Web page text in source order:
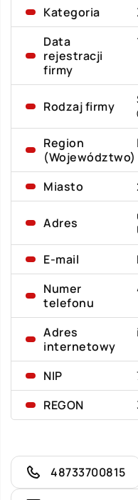
Kategoria
Data
rejestracji
firmy
Rodzaj firmy
Region
(Województwo)
Miasto
Adres
E-mail
Numer
telefonu
Adres
internetowy
NIP
REGON
48733700815